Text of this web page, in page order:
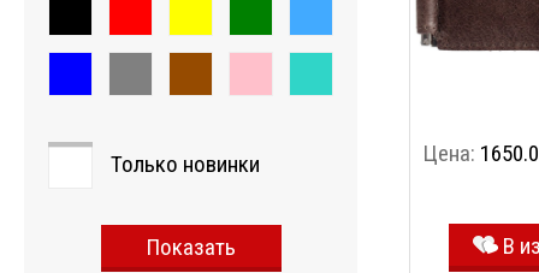
Только новинки
Показать
Цена:
В